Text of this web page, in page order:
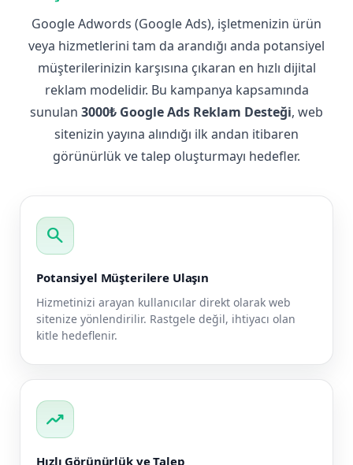
Google Adwords (Google Ads), işletmenizin ürün
veya hizmetlerini tam da arandığı anda potansiyel
müşterilerinizin karşısına çıkaran en hızlı dijital
reklam modelidir. Bu kampanya kapsamında
sunulan 3000₺ Google Ads Reklam Desteği, web
sitenizin yayına alındığı ilk andan itibaren
görünürlük ve talep oluşturmayı hedefler.
search
Potansiyel Müşterilere Ulaşın
Hizmetinizi arayan kullanıcılar direkt olarak web
sitenize yönlendirilir. Rastgele değil, ihtiyacı olan
kitle hedeflenir.
trending_up
Hızlı Görünürlük ve Talep